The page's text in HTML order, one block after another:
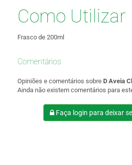
Como Utilizar
Frasco de 200ml
Comentários
Opiniões e comentários sobre D Aveia
Ainda não existem comentários para
Faça login para deixar